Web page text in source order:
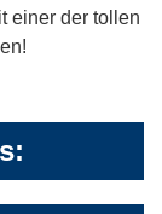
einer der tollen